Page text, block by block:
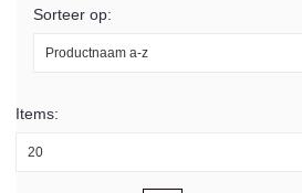
Sorteer op:
Productnaam a-z
Items:
20